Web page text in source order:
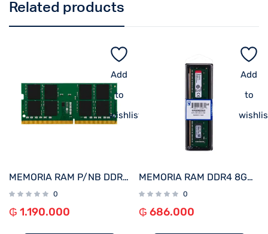
Related products
Add
to
wishlist
MEMORIA RAM P/NB DDR4 16GB 3200 KINGSTON KVR32S22D8/16
0
₲ 1.190.000
Add
to
MEMORIA RAM DDR4 8GB 3200 KINGSTON KVR32N22S6/8
0
₲ 686.000